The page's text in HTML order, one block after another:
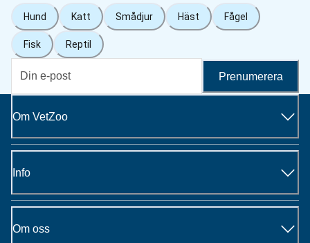
Hund Katt Smådjur Häst Fågel
Fisk Reptil
Prenumerera
Om VetZoo
Info
Om oss